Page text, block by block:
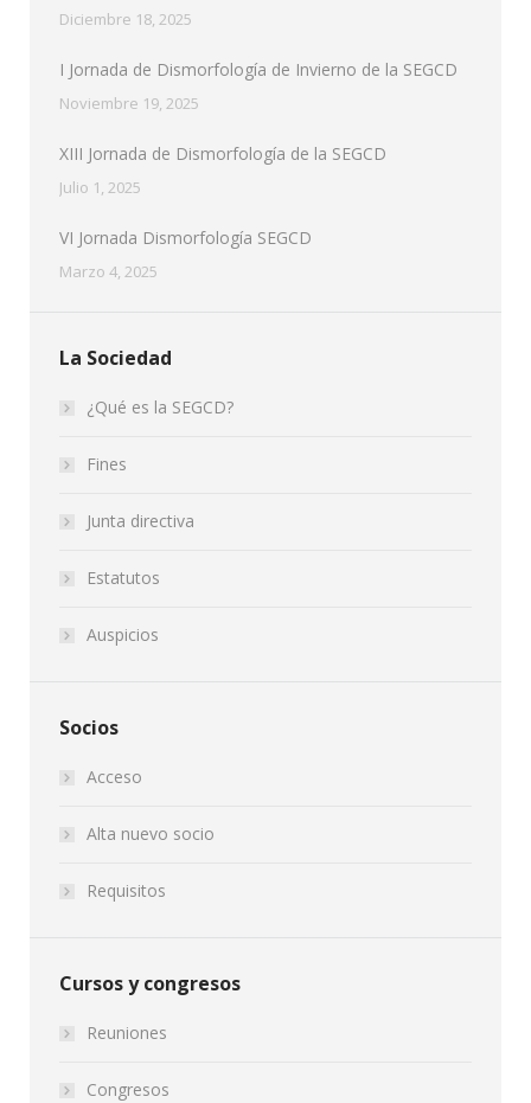
Diciembre 18, 2025
I Jornada de Dismorfología de Invierno de la SEGCD
Noviembre 19, 2025
XIII Jornada de Dismorfología de la SEGCD
Julio 1, 2025
VI Jornada Dismorfología SEGCD
Marzo 4, 2025
La Sociedad
¿Qué es la SEGCD?
Fines
Junta directiva
Estatutos
Auspicios
Socios
Acceso
Alta nuevo socio
Requisitos
Cursos y congresos
Reuniones
Congresos